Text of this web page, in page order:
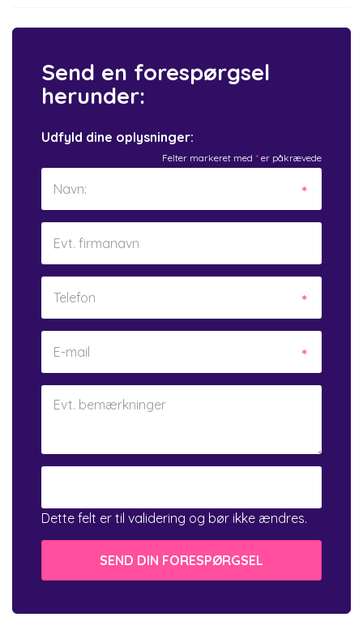
Send en forespørgsel
herunder:
Udfyld dine oplysninger:
Felter markeret med * er påkrævede
Dette felt er til validering og bør ikke ændres.